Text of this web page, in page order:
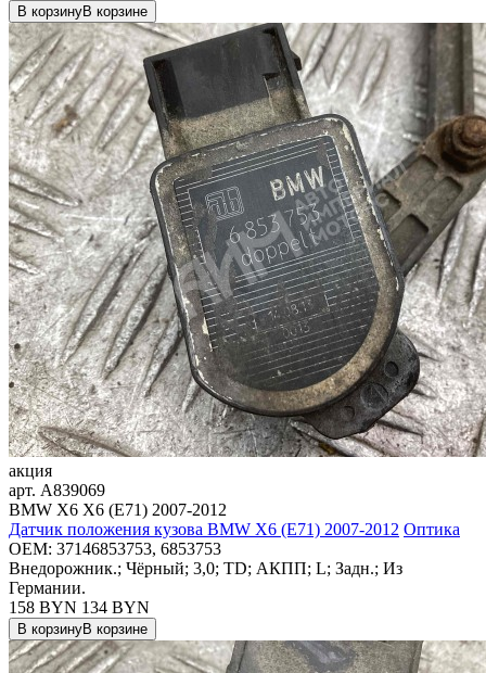
В корзинуВ корзине
акция
арт. A839069
BMW X6 X6 (E71) 2007-2012
Датчик положения кузова BMW X6 (E71) 2007-2012 Оптика
OEM: 37146853753, 6853753
Внедорожник.; Чёрный; 3,0; TD; АКПП; L; Задн.; Из
Германии.
158 BYN 134 BYN
В корзинуВ корзине